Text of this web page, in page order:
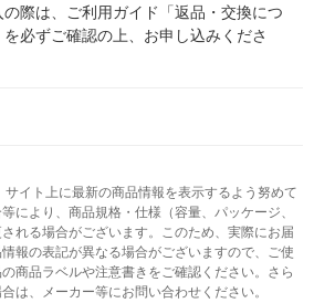
の際は、ご利用ガイド「返品・交換につ
を必ずご確認の上、お申し込みくださ
イト上に最新の商品情報を表示するよう努めて
により、商品規格・仕様（容量、パッケージ、
れる場合がございます。このため、実際にお届
報の表記が異なる場合がございますので、ご使
商品ラベルや注意書きをご確認ください。さら
は、メーカー等にお問い合わせください。